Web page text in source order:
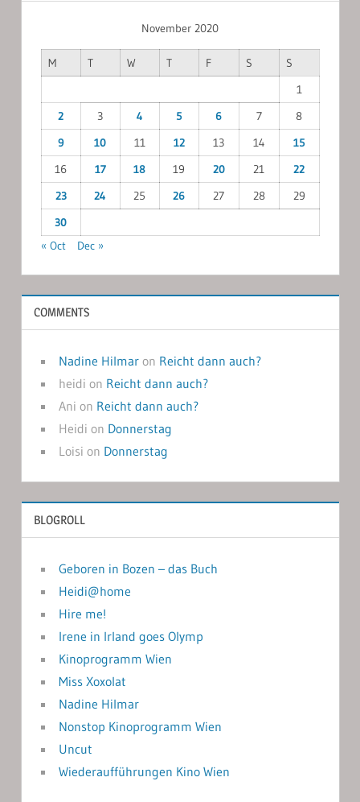
November 2020
M T W T F S
S
1
2
3 4 5 6 7
8
9
10 11 12 13 14
15
16
17 18 19 20 21
22
23
24 25 26 27 28
29
30
« Oct
Dec »
COMMENTS
Nadine Hilmaron Reicht dann auch?
heidi on Reicht dann auch?
Ani on Reicht dann auch?
Heidi on Donnerstag
Loisi on Donnerstag
BLOGROLL
Geboren in Bozen – das Buch
Heidi@home
Hire me!
Irene in Irland goes Olymp
Kinoprogramm Wien
Miss Xoxolat
Nadine Hilmar
Nonstop Kinoprogramm Wien
Uncut
Wiederaufführungen Kino Wien